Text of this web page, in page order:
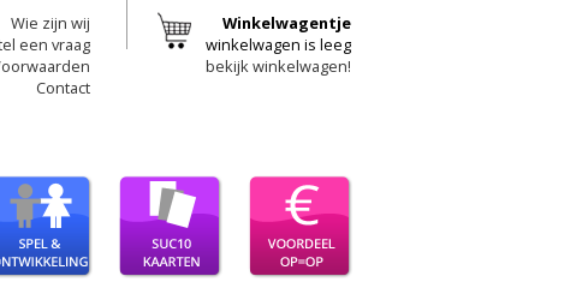
Wie zijn wij
een vraag
Contact
Winkelwagentje
winkelwagen is leeg
bekijk winkelwagen!